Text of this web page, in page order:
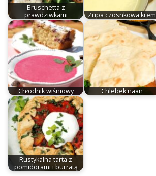
Bruschetta z
prawdziwkami
Zupa czosnkowa krem
Chłodnik wiśniowy Chlebek naan
Rustykalna tarta z
pomidorami i burratą